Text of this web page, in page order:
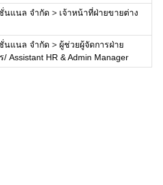
นแนล จำกัด > เจ้าหน้าที่ฝ่ายขายต่าง
นแนล จำกัด > ผู้ช่วยผู้จัดการฝ่าย
Assistant HR & Admin Manager